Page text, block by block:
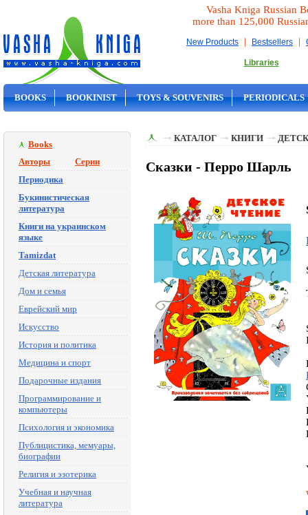
Vasha Kniga Russian
more than 125,000
New Products | Bestsellers |
Libraries
BOOKS BOOKINIST TOYS & SOUVENIRS PERIODICALS
Books
Авторы
Серии
Периодика
Букинистическая
литература
Книги на украинском
языке
Tamizdat
Детская литература
Дом и семья
Еврейский мир
Искусство
История и политика
Медицина и спорт
Подарочные издания
Программирование и
компьютеры
Психология и экономика
Публицистика, мемуары,
биографии
Религия и эзотерика
Учебная и научная
литература
КАТАЛОГ КНИГИ
Сказки - Перро Шарль